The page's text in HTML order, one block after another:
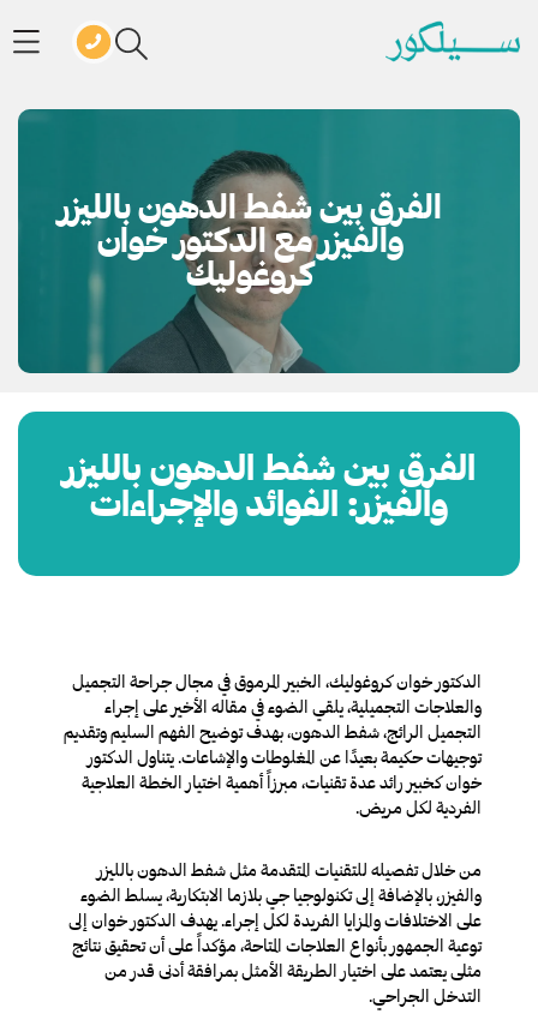
الفرق بين شفط الدهون بالليزر
والفيزر مع الدكتور خوان
كروغوليك
الفرق بين شفط الدهون بالليزر
والفيزر: الفوائد والإجراءات
الدكتور خوان كروغوليك، الخبير المرموق في مجال جراحة التجميل
والعلاجات التجميلية، يلقي الضوء في مقاله الأخير على إجراء
التجميل الرائج، شفط الدهون، بهدف توضيح الفهم السليم وتقديم
توجيهات حكيمة بعيدًا عن المغلوطات والإشاعات. يتناول الدكتور
خوان كخبير رائد عدة تقنيات، مبرزاً أهمية اختيار الخطة العلاجية
الفردية لكل مريض.
من خلال تفصيله للتقنيات المتقدمة مثل شفط الدهون بالليزر
والفيزر، بالإضافة إلى تكنولوجيا جي بلازما الابتكارية، يسلط الضوء
على الاختلافات والمزايا الفريدة لكل إجراء. يهدف الدكتور خوان إلى
توعية الجمهور بأنواع العلاجات المتاحة، مؤكداً على أن تحقيق نتائج
مثلى يعتمد على اختيار الطريقة الأمثل بمرافقة أدنى قدر من
التدخل الجراحي.